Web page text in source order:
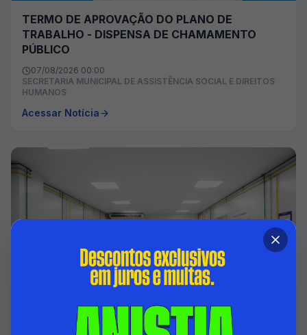
TERMO DE APROVAÇÃO DO PLANO DE
TRABALHO - DISPENSA DE CHAMAMENTO
PÚBLICO
07/08/2026 00:00
SECRETARIA MUNICIPAL DE ASSISTÊNCIA SOCIAL E DIREITOS
HUMANOS
Acessar Notícia